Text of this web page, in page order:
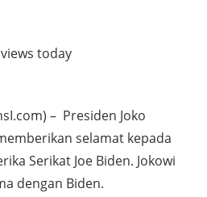
today
– Presiden Joko
selamat kepada
Serikat Joe Biden. Jokowi
dengan Biden.